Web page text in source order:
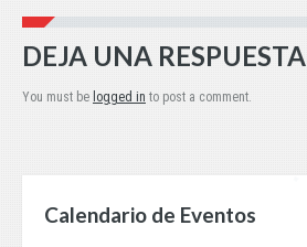
DEJA UNA RESPUESTA
You must be logged in to post a comment.
Calendario de Eventos